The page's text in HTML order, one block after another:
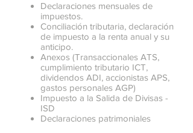
Declaraciones mensuales de
impuestos.
Conciliación tributaria, declaración
de impuesto a la renta anual y su
anticipo.
Anexos (Transaccionales ATS,
cumplimiento tributario ICT,
dividendos ADI, accionistas APS,
gastos personales AGP)
Impuesto a la Salida de Divisas -
ISD
Declaraciones patrimoniales